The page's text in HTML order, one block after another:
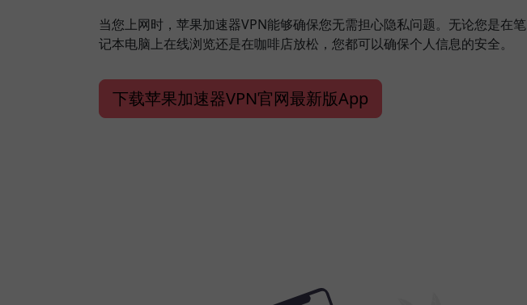
当您上网时，苹果加速器VPN能够确保您无需担心隐私问题。无论您是在笔
记本电脑上在线浏览还是在咖啡店放松，您都可以确保个人信息的安全。
下载苹果加速器VPN官网最新版App